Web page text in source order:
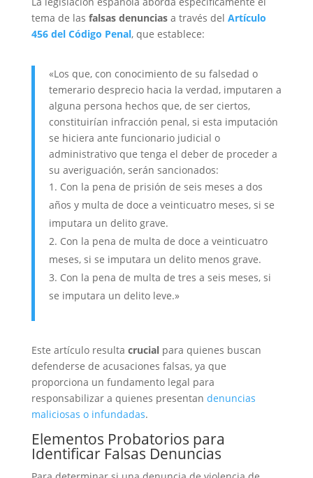
tema de las falsas denunciasa través del Artículo
456 del Código Penal, que establece:
«Los que, con conocimiento de su falsedad o
temerario desprecio hacia la verdad, imputaren a
alguna persona hechos que, de ser ciertos,
constituirían infracción penal, si esta imputación
se hiciera ante funcionario judicial o
administrativo que tenga el deber de proceder a
su averiguación, serán sancionados:
Con la pena de prisión de seis meses a dos
años y multa de doce a veinticuatro meses, si se
imputara un delito grave.
Con la pena de multa de doce a veinticuatro
meses, si se imputara un delito menos grave.
Con la pena de multa de tres a seis meses, si
se imputara un delito leve.»
Este artículo resulta crucialpara quienes buscan
defenderse de acusaciones falsas, ya que
proporciona un fundamento legal para
responsabilizar a quienes presentan denuncias
maliciosas o infundadas.
Elementos Probatorios para
Identificar Falsas Denuncias